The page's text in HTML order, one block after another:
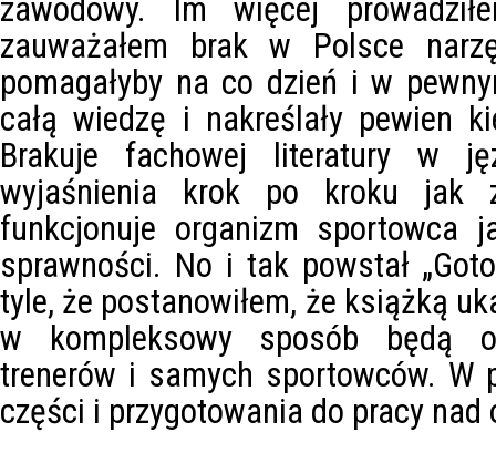
zawodowy. Im więcej
zauważałem brak w Polsce
pomagałyby na co dzień i w
całą wiedzę i nakreślały pewien
Brakuje fachowej literatury w
wyjaśnienia krok po kroku jak
funkcjonuje organizm sportowca
sprawności. No i tak powstał
tyle, że postanowiłem, że książką
w kompleksowy sposób będą
trenerów i samych sportowców. W
części i przygotowania do pracy nad